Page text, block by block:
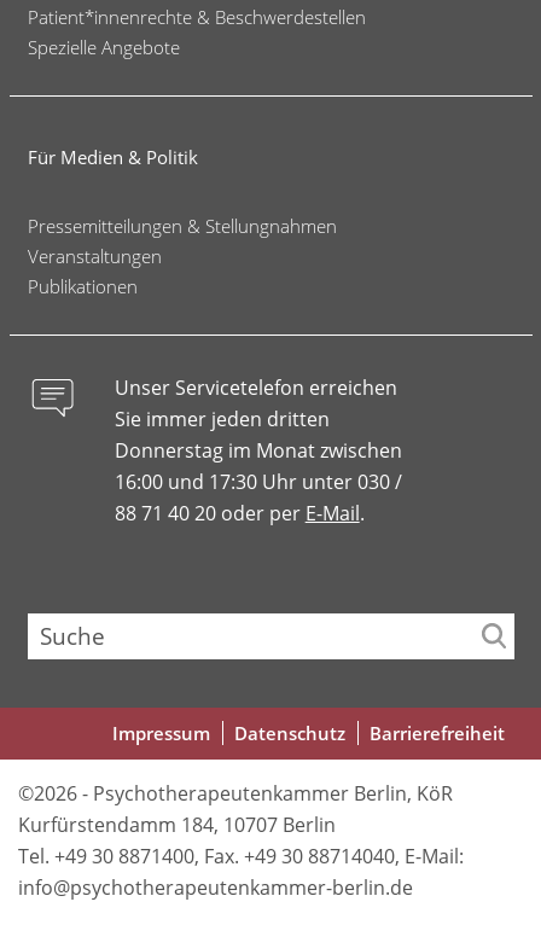
Patient*innenrechte & Beschwerdestellen
Spezielle Angebote
Für Medien & Politik
Pressemitteilungen & Stellungnahmen
Veranstaltungen
Publikationen
Unser Servicetelefon erreichen
Sie immer jeden dritten
Donnerstag im Monat zwischen
16:00 und 17:30 Uhr unter 030 /
88 71 40 20 oder per E-Mail.
Suche
Fußbereichsmenü
Impressum Datenschutz Barrierefreiheit
©2026 - Psychotherapeutenkammer Berlin, KöR
Kurfürstendamm 184, 10707 Berlin
Tel. +49 30 8871400, Fax. +49 30 88714040, E-Mail:
info@psychotherapeutenkammer-berlin.de